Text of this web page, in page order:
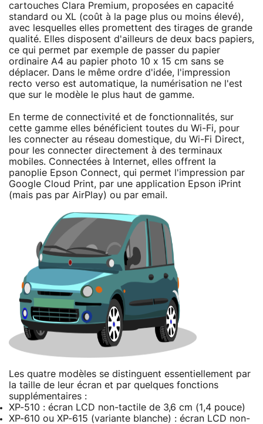
cartouches Clara Premium, proposées en capacité
standard ou XL (coût à la page plus ou moins élevé),
avec lesquelles elles promettent des tirages de grande
qualité. Elles disposent d'ailleurs de deux bacs papiers,
ce qui permet par exemple de passer du papier
ordinaire A4 au papier photo 10 x 15 cm sans se
déplacer. Dans le même ordre d'idée, l'impression
recto verso est automatique, la numérisation ne l'est
que sur le modèle le plus haut de gamme.
En terme de connectivité et de fonctionnalités, sur
cette gamme elles bénéficient toutes du Wi-Fi, pour
les connecter au réseau domestique, du Wi-Fi Direct,
pour les connecter directement à des terminaux
mobiles. Connectées à Internet, elles offrent la
panoplie Epson Connect, qui permet l'impression par
Google Cloud Print, par une application Epson iPrint
(mais pas par AirPlay) ou par email.
Les quatre modèles se distinguent essentiellement par
la taille de leur écran et par quelques fonctions
supplémentaires :
XP-510 : écran LCD non-tactile de 3,6 cm (1,4 pouce)
XP-610 ou XP-615 (variante blanche) : écran LCD non-